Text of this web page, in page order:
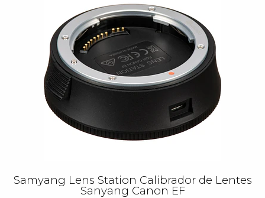
Samyang Lens Station Calibrador de Lentes
Sanyang Canon EF